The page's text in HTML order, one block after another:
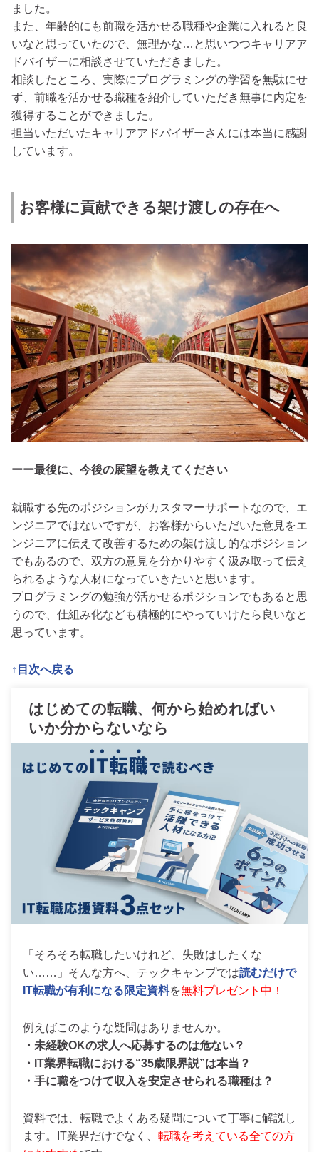
ました。
また、年齢的にも前職を活かせる職種や企業に入れると良
いなと思っていたので、無理かな…と思いつつキャリアア
ドバイザーに相談させていただきました。
相談したところ、実際にプログラミングの学習を無駄にせ
ず、前職を活かせる職種を紹介していただき無事に内定を
獲得することができました。
担当いただいたキャリアアドバイザーさんには本当に感謝
しています。
お客様に貢献できる架け渡しの存在へ
ーー最後に、今後の展望を教えてください
就職する先のポジションがカスタマーサポートなので、エ
ンジニアではないですが、お客様からいただいた意見をエ
ンジニアに伝えて改善するための架け渡し的なポジション
でもあるので、双方の意見を分かりやすく汲み取って伝え
られるような人材になっていきたいと思います。
プログラミングの勉強が活かせるポジションでもあると思
うので、仕組み化なども積極的にやっていけたら良いなと
思っています。
↑目次へ戻る
はじめての転職、何から始めればい
いか分からないなら
「そろそろ転職したいけれど、失敗はしたくな
い……」そんな方へ、テックキャンプでは読むだけで
IT転職が有利になる限定資料を無料プレゼント中！
例えばこのような疑問はありませんか。
・未経験OKの求人へ応募するのは危ない？
・IT業界転職における“35歳限界説”は本当？
・手に職をつけて収入を安定させられる職種は？
資料では、転職でよくある疑問について丁寧に解説し
ます。IT業界だけでなく、 転職を考えている全ての方